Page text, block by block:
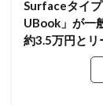
Surfaceタイ
UBook」が一
約3.5万円とリ